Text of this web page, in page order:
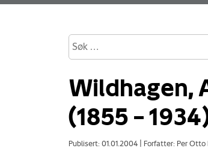
Wildhagen,
(1855 –
Publisert: 01.01.2004 Forfatter: Per Otto